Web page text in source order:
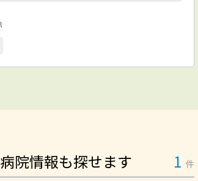
院情報も探せます 1 件